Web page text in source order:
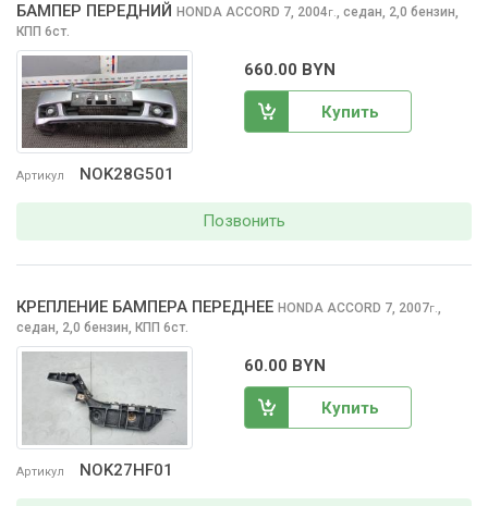
Артикул NOK28G501
БАМПЕР ПЕРЕДНИЙ HONDA ACCORD 7, 2004г., седан, 2,0 бензин,
КПП 6ст.
660.00 BYN
Купить
Позвонить
Артикул NOK27HF01
КРЕПЛЕНИЕ БАМПЕРА ПЕРЕДНЕЕ HONDA ACCORD 7, 2007г.,
седан, 2,0 бензин, КПП 6ст.
60.00 BYN
Купить